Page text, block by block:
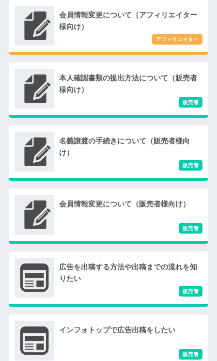
会員情報変更について（アフィリエイター
様向け）
本人確認書類の提出方法について（販売者
様向け）
名義譲渡の手続きについて（販売者様向
け）
会員情報変更について（販売者様向け）
広告を出稿する方法や出稿までの流れを知
りたい
インフォトップで広告出稿をしたい